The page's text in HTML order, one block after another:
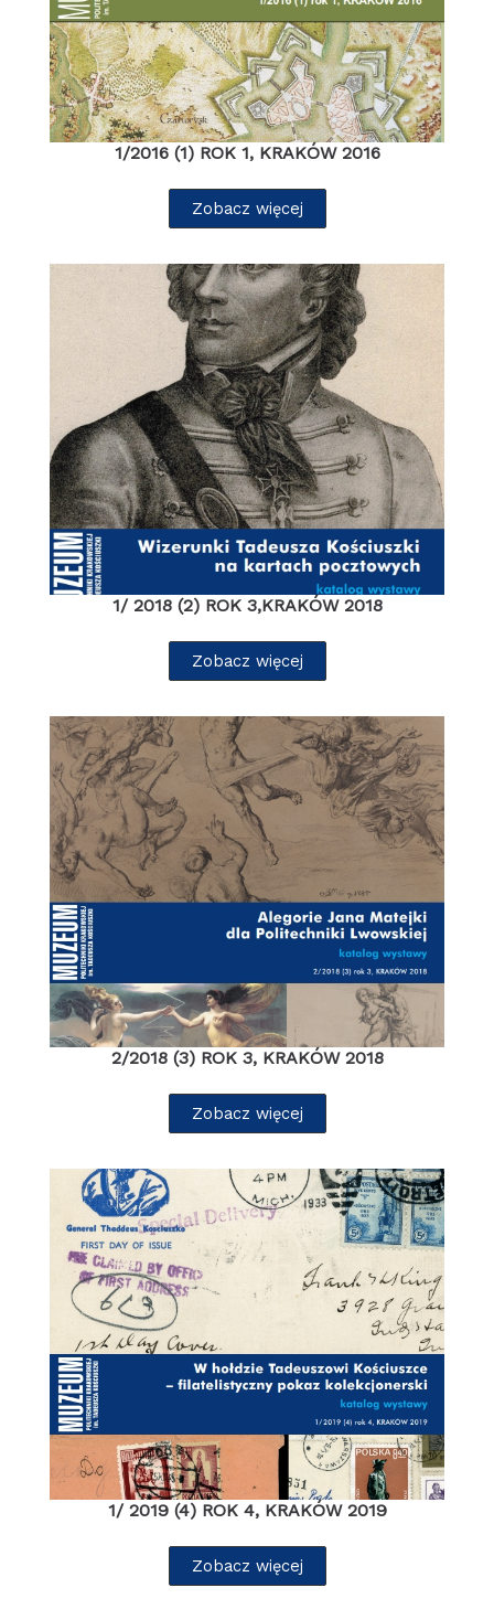
1/2016 (1) ROK 1, KRAKÓW 2016
Zobacz więcej
1/ 2018 (2) ROK 3,KRAKÓW 2018
Zobacz więcej
2/2018 (3) ROK 3, KRAKÓW 2018
Zobacz więcej
1/ 2019 (4) ROK 4, KRAKÓW 2019
Zobacz więcej